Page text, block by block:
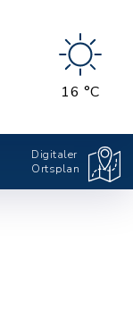
16 °C
Digitaler
Ortsplan